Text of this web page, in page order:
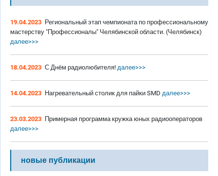
19.04.2023 Региональный этап чемпионата по профессиональному
мастерству "Профессионалы" Челябинской области. (Челябинск)
далее>>>
18.04.2023 С Днём радиолюбителя! далее>>>
14.04.2023 Нагревательный столик для пайки SMD далее>>>
23.03.2023 Примерная программа кружка юных радиооператоров
далее>>>
новые публикации